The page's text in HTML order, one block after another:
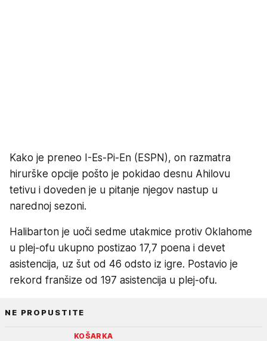
Kako je preneo I-Es-Pi-En (ESPN), on razmatra
hirurške opcije pošto je pokidao desnu Ahilovu
tetivu i doveden je u pitanje njegov nastup u
narednoj sezoni.
Halibarton je uoči sedme utakmice protiv Oklahome
u plej-ofu ukupno postizao 17,7 poena i devet
asistencija, uz šut od 46 odsto iz igre. Postavio je
rekord franšize od 197 asistencija u plej-ofu.
NE PROPUSTITE
KOŠARKA